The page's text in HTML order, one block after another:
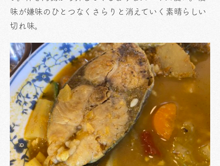
味が嫌味のひとつなくさらりと消えていく素晴らしい
切れ味。